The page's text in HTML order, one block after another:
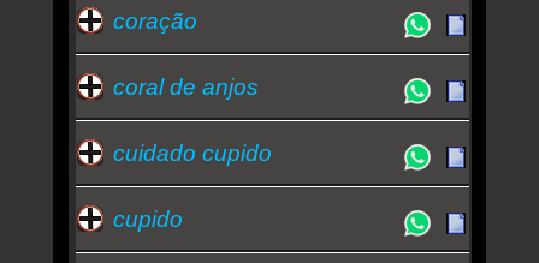
coração
coral de anjos
cuidado cupido
cupido